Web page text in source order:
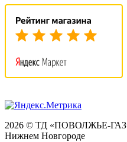
2026 © ТД «ПОВОЛЖЬЕ-ГАЗ»
Нижнем Новгороде